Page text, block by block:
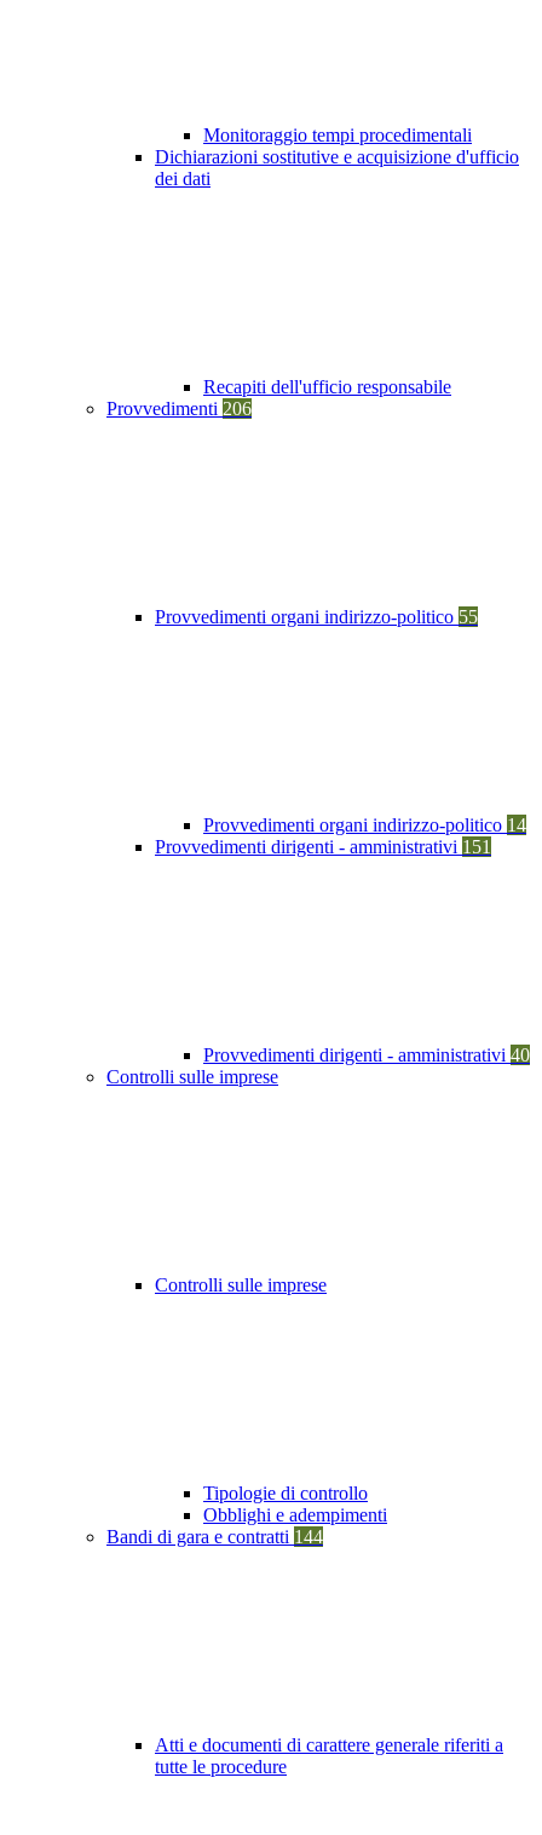
Monitoraggio tempi procedimentali
Dichiarazioni sostitutive e acquisizione d'ufficio
dei dati
Recapiti dell'ufficio responsabile
Provvedimenti 206
Provvedimenti organi indirizzo-politico 55
Provvedimenti organi indirizzo-politico 14
Provvedimenti dirigenti - amministrativi 151
Provvedimenti dirigenti - amministrativi 40
Controlli sulle imprese
Controlli sulle imprese
Tipologie di controllo
Obblighi e adempimenti
Bandi di gara e contratti 144
Atti e documenti di carattere generale riferiti a
tutte le procedure